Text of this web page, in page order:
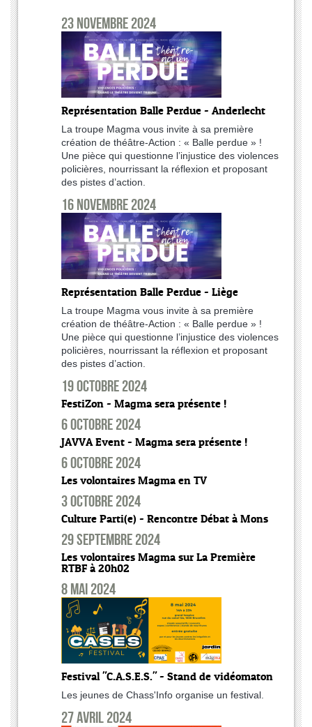
23 novembre 2024
Représentation Balle Perdue - Anderlecht
La troupe Magma vous invite à sa première
création de théâtre-Action : « Balle perdue » !
Une pièce qui questionne l’injustice des violences
policières, nourrissant la réflexion et proposant
des pistes d’action.
16 novembre 2024
Représentation Balle Perdue - Liège
La troupe Magma vous invite à sa première
création de théâtre-Action : « Balle perdue » !
Une pièce qui questionne l’injustice des violences
policières, nourrissant la réflexion et proposant
des pistes d’action.
19 octobre 2024
FestiZon - Magma sera présente !
6 octobre 2024
JAVVA Event - Magma sera présente !
6 octobre 2024
Les volontaires Magma en TV
3 octobre 2024
Culture Parti(e) - Rencontre Débat à Mons
29 septembre 2024
Les volontaires Magma sur La Première
RTBF à 20h02
8 mai 2024
Festival "C.A.S.E.S." - Stand de vidéomaton
Les jeunes de Chass'Info organise un festival.
27 avril 2024